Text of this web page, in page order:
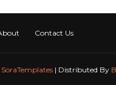
Contact Us
SoraTemplates | Distributed By